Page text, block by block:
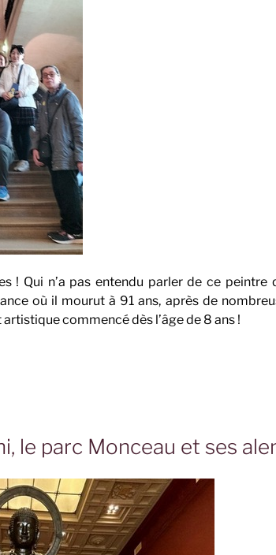
! Qui n’a pas entendu parler de ce peintre
où il mourut à 91 ans, après de
commencé dès l’âge de 8 ans !
le parc Monceau et ses